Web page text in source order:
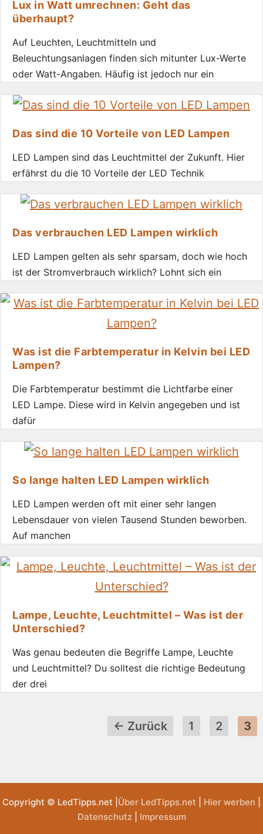
Lux in Watt umrechnen: Geht das
überhaupt?
Auf Leuchten, Leuchtmitteln und
Beleuchtungsanlagen finden sich mitunter Lux-Werte
oder Watt-Angaben. Häufig ist jedoch nur ein
Das sind die 10 Vorteile von LED Lampen
LED Lampen sind das Leuchtmittel der Zukunft. Hier
erfährst du die 10 Vorteile der LED Technik
Das verbrauchen LED Lampen wirklich
LED Lampen gelten als sehr sparsam, doch wie hoch
ist der Stromverbrauch wirklich? Lohnt sich ein
Was ist die Farbtemperatur in Kelvin bei LED
Lampen?
Die Farbtemperatur bestimmt die Lichtfarbe einer
LED Lampe. Diese wird in Kelvin angegeben und ist
dafür
So lange halten LED Lampen wirklich
LED Lampen werden oft mit einer sehr langen
Lebensdauer von vielen Tausend Stunden beworben.
Auf manchen
Lampe, Leuchte, Leuchtmittel – Was ist der
Unterschied?
Was genau bedeuten die Begriffe Lampe, Leuchte
und Leuchtmittel? Du solltest die richtige Bedeutung
der drei
← Zurück Seite
1 Seite
2 3
Copyright © LedTipps.net | Über LedTipps.net Hier werben
Datenschutz| Impressum